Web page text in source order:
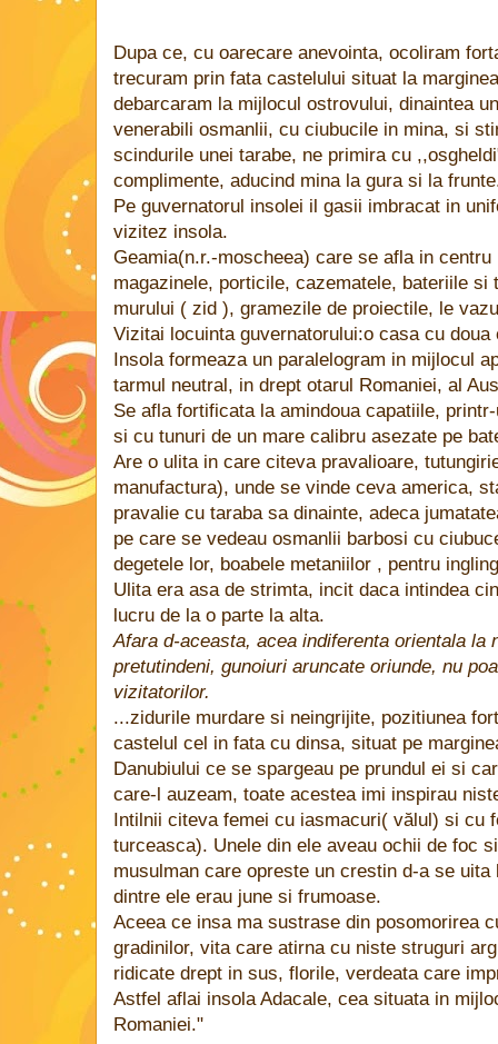
Dupa ce, cu oarecare anevointa, ocoliram
trecuram prin fata castelului situat la
debarcaram la mijlocul ostrovului, dinaintea
venerabili osmanlii, cu ciubucile in mina, si
scindurile unei tarabe, ne primira cu
complimente, aducind mina la gura si la
Pe guvernatorul insolei il gasii imbracat in
vizitez insola.
Geamia(n.r.-moscheea) care se afla in
magazinele, porticile, cazematele, bateriile si
murului ( zid ), gramezile de proiectile, le
Vizitai locuinta guvernatorului:o casa cu
Insola formeaza un paralelogram in mijlocul
tarmul neutral, in drept otarul Romaniei, al
Se afla fortificata la amindoua capatiile,
si cu tunuri de un mare calibru asezate pe
Are o ulita in care citeva pravalioare,
manufactura), unde se vinde ceva america,
pravalie cu taraba sa dinainte, adeca
pe care se vedeau osmanlii barbosi cu
degetele lor, boabele metaniilor , pentru
Ulita era asa de strimta, incit daca intindea
lucru de la o parte la alta.
Afara d-aceasta, acea indiferenta orientala la
pretutindeni, gunoiuri aruncate oriunde, nu
vizitatorilor.
...zidurile murdare si neingrijite, pozitiunea
castelul cel in fata cu dinsa, situat pe
Danubiului ce se spargeau pe prundul ei si
care-l auzeam, toate acestea imi inspirau
Intilnii citeva femei cu iasmacuri( vălul) si cu
turceasca). Unele din ele aveau ochii de foc
musulman care opreste un crestin d-a se
dintre ele erau june si frumoase.
Aceea ce insa ma sustrase din posomorirea
gradinilor, vita care atirna cu niste struguri
ridicate drept in sus, florile, verdeata care
Astfel aflai insola Adacale, cea situata in
Romaniei."